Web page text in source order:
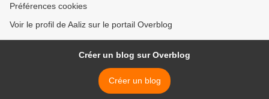
Préférences cookies
Voir le profil de Aaliz sur le portail Overblog
Créer un blog sur Overblog
Créer un blog